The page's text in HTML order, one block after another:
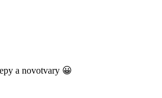
a novotvary 😀